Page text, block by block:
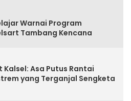
Warnai Program
Tambang Kencana
Kalsel: Asa Putus Rantai
yang Terganjal Sengketa